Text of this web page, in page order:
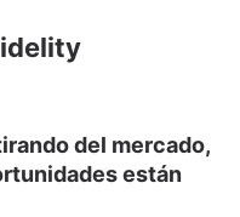
del mercado,
están